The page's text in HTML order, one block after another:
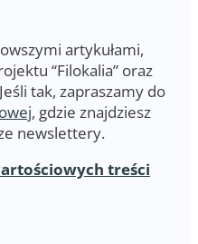
artykułami,
“Filokalia” oraz
tak, zapraszamy do
, gdzie znajdziesz
newslettery.
treści